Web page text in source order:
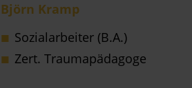
Björn Kramp
Sozialarbeiter (B.A.)
Zert. Traumapädagoge